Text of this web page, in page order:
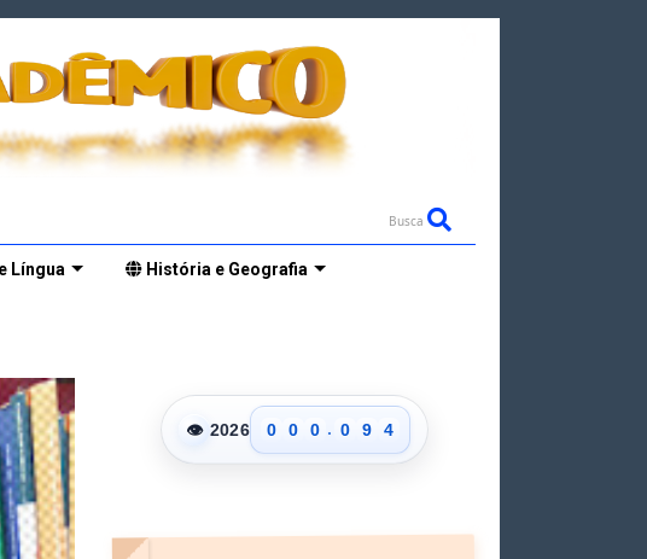
Busca
Língua História e Geografia
👁 2026
0
1
0
1
0
1
. 0
1
8
9
3
4
5